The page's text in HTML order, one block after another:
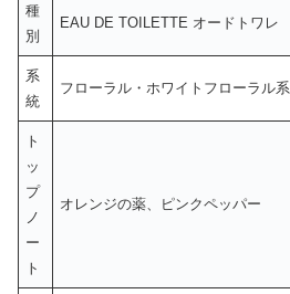
種
別
EAU DE TOILETTE オードトワレ
系
統
フローラル・ホワイトフローラル系
ト
ッ
プ
ノ
ー
ト
オレンジの薬、ピンクペッパー